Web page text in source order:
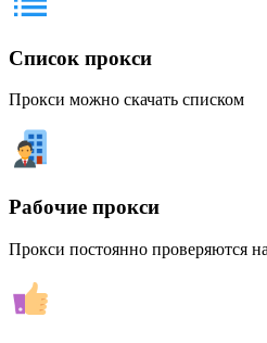
Список прокси
Прокси можно скачать списком
Рабочие прокси
Прокси постоянно проверяются